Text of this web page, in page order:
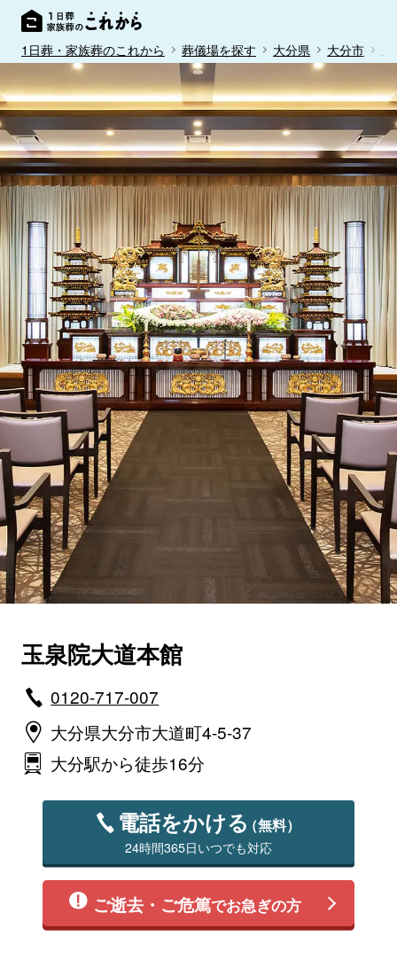
1日葬・家族葬のこれから 葬儀場を探す 大分県 大分市
玉泉院大道本館
0120-717-007
大分県大分市大道町4-5-37
大分駅から徒歩16分
電話をかける（無料）
24時間365日いつでも対応
ご逝去・ご危篤でお急ぎの方